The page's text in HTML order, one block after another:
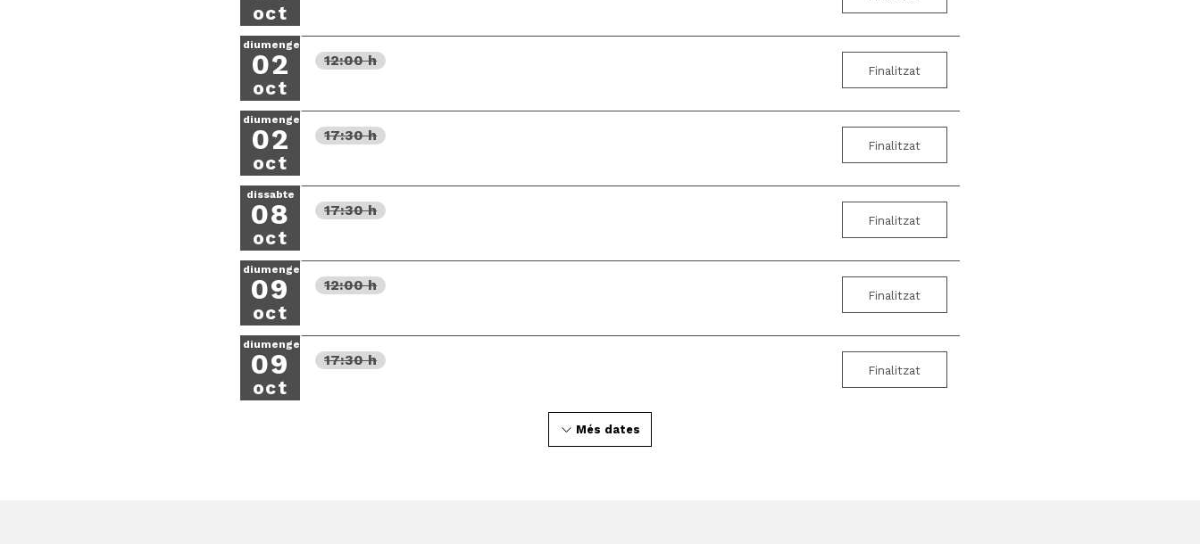
oct
diumenge
02
oct
12:00 h
Finalitzat
diumenge
02
oct
17:30 h
Finalitzat
dissabte
08
oct
17:30 h
Finalitzat
diumenge
09
oct
12:00 h
Finalitzat
diumenge
09
oct
17:30 h
Finalitzat
Més dates